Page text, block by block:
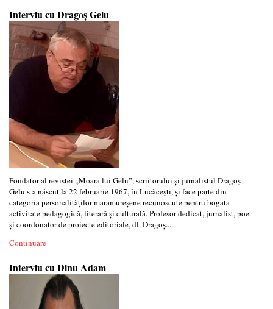
Interviu cu Dragoș Gelu
Fondator al revistei „Moara lui Gelu”, scriitorului și jurnalistul Dragoș
Gelu s-a născut la 22 februarie 1967, în Lucăcești, și face parte din
categoria personalităților maramureșene recunoscute pentru bogata
activitate pedagogică, literară și culturală. Profesor dedicat, jurnalist, poet
și coordonator de proiecte editoriale, dl. Dragoș...
Continuare
Interviu cu Dinu Adam